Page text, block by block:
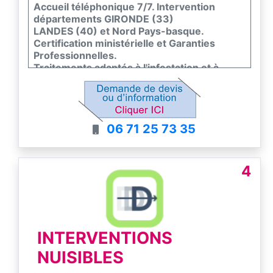
Accueil téléphonique 7/7. Intervention
départements GIRONDE (33)
LANDES (40) et Nord Pays-basque.
Certification ministérielle et Garanties
Professionnelles.
Traitements adaptés à l'infestation et à
l'utilisation des lieux.
Particuliers, professionnels, collectivités.
06 71 25 73 35
4
INTERVENTIONS
NUISIBLES